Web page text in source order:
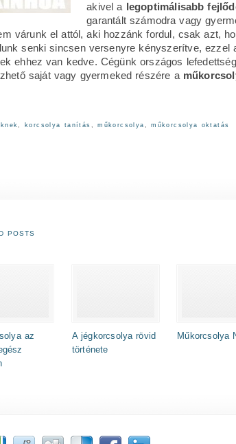
akivel a legoptimálisabb
garantált számodra vagy
várunk el attól, aki hozzánk fordul, csak azt,
senki sincsen versenyre kényszerítve, ezzel
ehhez van kedve. Cégünk országos
saját vagy gyermeked részére a
, korcsolya tanítás ,műkorcsolya ,műkorcsolya oktatás
POSTS
az
A jégkorcsolya rövid
története
Műkorcsolya